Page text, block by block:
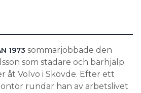
1973 sommarjobbade den
som städare och bärhjälp
åt Volvo i Skövde. Efter ett
rundar han av arbetslivet